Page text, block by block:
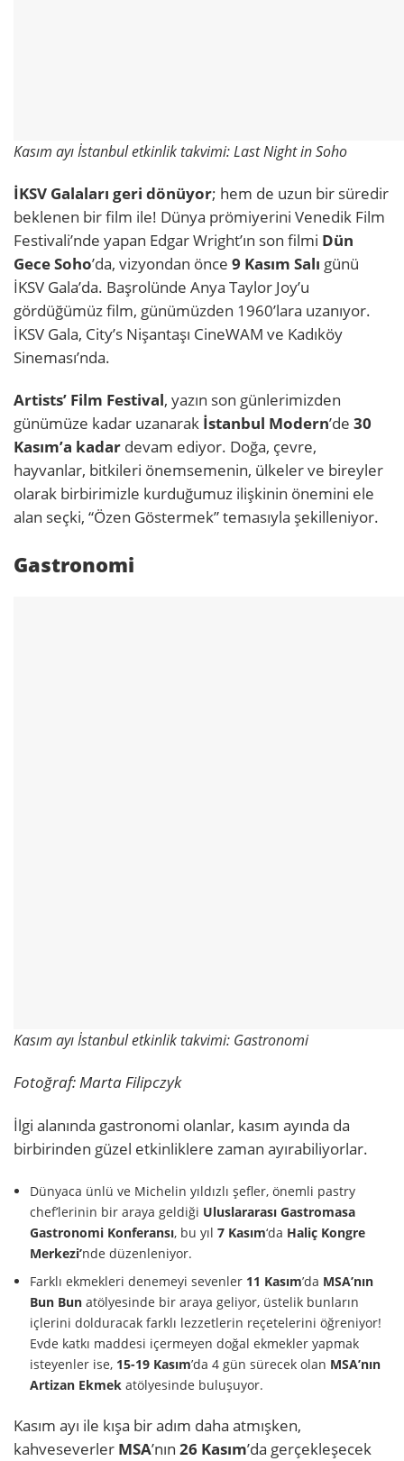
Kasım ayı İstanbul etkinlik takvimi: Last Night in Soho
İKSV Galaları geri dönüyor; hem de uzun bir süredir
beklenen bir film ile! Dünya prömiyerini Venedik Film
Festivali’nde yapan Edgar Wright’ın son filmi Dün
Gece Soho’da, vizyondan önce 9 Kasım Salı günü
İKSV Gala’da. Başrolünde Anya Taylor Joy’u
gördüğümüz film, günümüzden 1960’lara uzanıyor.
İKSV Gala, City’s Nişantaşı CineWAM ve Kadıköy
Sineması’nda.
Artists’ Film Festival, yazın son günlerimizden
günümüze kadar uzanarak İstanbul Modern’de 30
Kasım’a kadar devam ediyor. Doğa, çevre,
hayvanlar, bitkileri önemsemenin, ülkeler ve bireyler
olarak birbirimizle kurduğumuz ilişkinin önemini ele
alan seçki, “Özen Göstermek” temasıyla şekilleniyor.
Gastronomi
Kasım ayı İstanbul etkinlik takvimi: Gastronomi
Fotoğraf: Marta Filipczyk
İlgi alanında gastronomi olanlar, kasım ayında da
birbirinden güzel etkinliklere zaman ayırabiliyorlar.
Dünyaca ünlü ve Michelin yıldızlı şefler, önemli pastry
chef’lerinin bir araya geldiği Uluslararası Gastromasa
Gastronomi Konferansı, bu yıl7 Kasım‘da Haliç Kongre
Merkezi’nde düzenleniyor.
Farklı ekmekleri denemeyi sevenler 11 Kasım’da MSA’nın
Bun Bun atölyesinde bir araya geliyor, üstelik bunların
içlerini dolduracak farklı lezzetlerin reçetelerini öğreniyor!
Evde katkı maddesi içermeyen doğal ekmekler yapmak
isteyenler ise, 15-19 Kasım’da 4 gün sürecek olan MSA’nın
Artizan Ekmek atölyesinde buluşuyor.
Kasım ayı ile kışa bir adım daha atmışken,
kahveseverler MSA’nın 26 Kasım’da gerçekleşecek